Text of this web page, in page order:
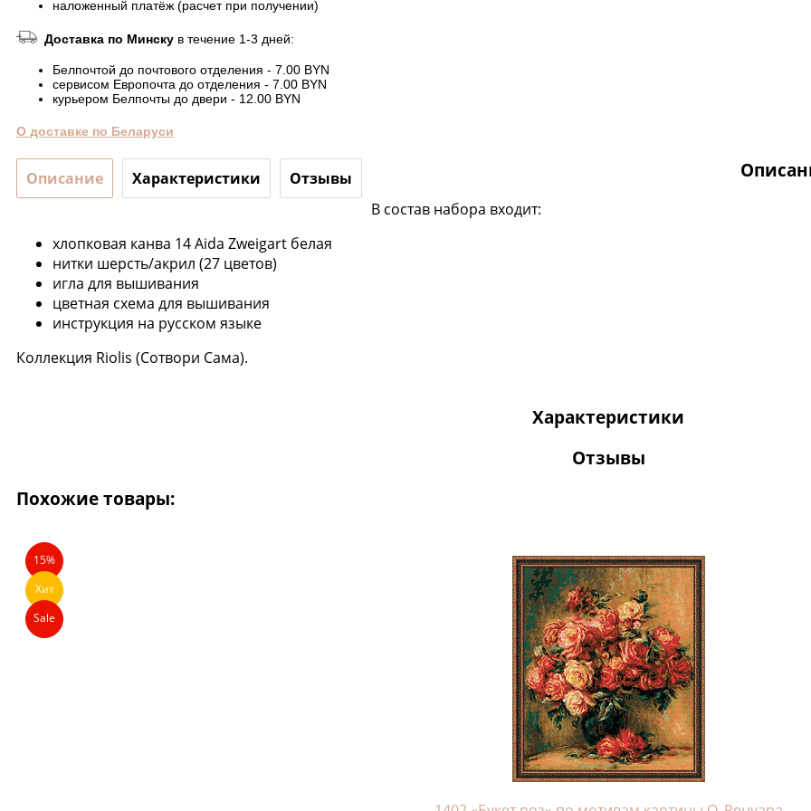
наложенный платёж (расчет при получении)
Доставка по Минску в течение 1-3 дней:
Белпочтой до почтового отделения - 7.00 BYN
сервисом Европочта до отделения - 7.00 BYN
курьером Белпочты до двери - 12.00 BYN
О доставке по Беларуси
Описание Характеристики Отзывы
В состав набора входит:
хлопковая канва 14 Aida Zweigart белая
нитки шерсть/акрил (27 цветов)
игла для вышивания
цветная схема для вышивания
инструкция на русском языке
Коллекция Riolis (Сотвори Сама).
Характеристики
Отзывы
Похожие товары:
15%
Хит
Sale